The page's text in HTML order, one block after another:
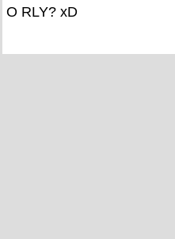
O RLY? xD